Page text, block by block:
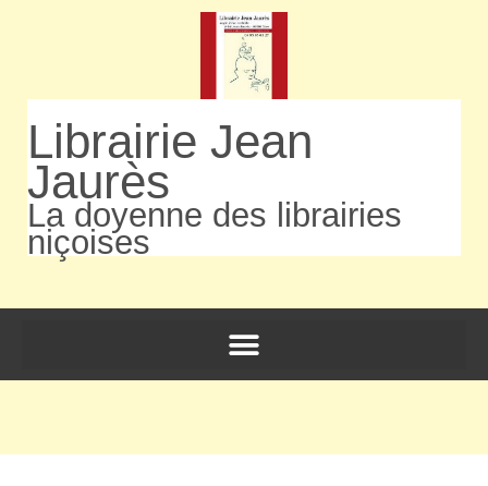
Librairie Jean
Jaurès
La doyenne des librairies
niçoises